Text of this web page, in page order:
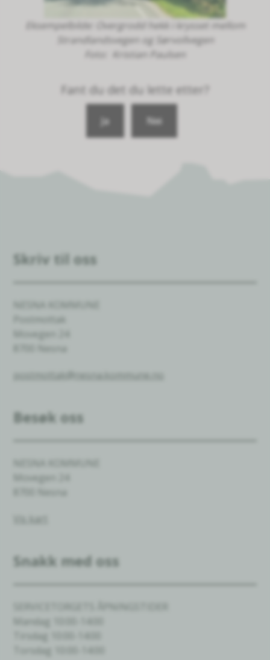
Eksempelbilde: Overgrodd hekk i krysset mellom
Strandlandsvegen og Sørvollvegen
Kristian Paulsen
Fant du det du lette etter?
Ja Nei
Skriv til oss
Movegen 24
postmottak@nesna.kommune.no
Besøk oss
Movegen 24
Vis kart
Snakk med oss
Mandag 10:00-14:00
Tirsdag 10:00-14:00
Torsdag 10:00-14:00